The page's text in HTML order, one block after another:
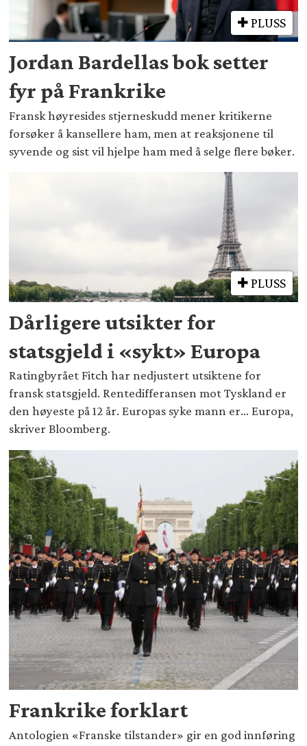
PLUSS
Jordan Bardellas bok setter
fyr på Frankrike
Fransk høyresides stjerneskudd mener kritikerne
forsøker å kansellere ham, men at reaksjonene til
syvende og sist vil hjelpe ham med å selge flere bøker.
PLUSS
Dårligere utsikter for
statsgjeld i «sykt» Europa
Ratingbyrået Fitch har nedjustert utsiktene for
fransk statsgjeld. Rentedifferansen mot Tyskland er
den høyeste på 12 år. Europas syke mann er… Europa,
skriver Bloomberg.
Frankrike forklart
Antologien «Franske tilstander» gir en god innføring